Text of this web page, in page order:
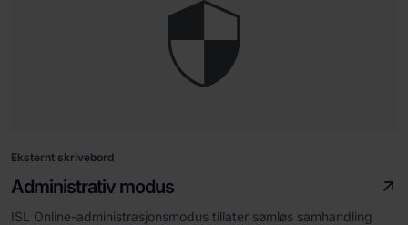
Eksternt skrivebord
Administrativ modus
ISL Online-administrasjonsmodus tillater sømløs samhandling